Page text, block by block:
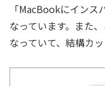
「MacBookにイン
なっています。また
なっていて、結構カッ